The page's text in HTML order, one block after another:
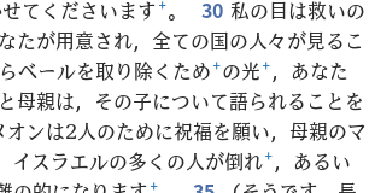
てくださいます+。 30 私の目は救いの
たが用意され，全ての国の人々が見るこ
ベールを取り除くため+の光+，あなた
母親は，その子について語られることを
オンは2人のために祝福を願い，母親のマ
イスラエルの多くの人が倒れ+，あるい